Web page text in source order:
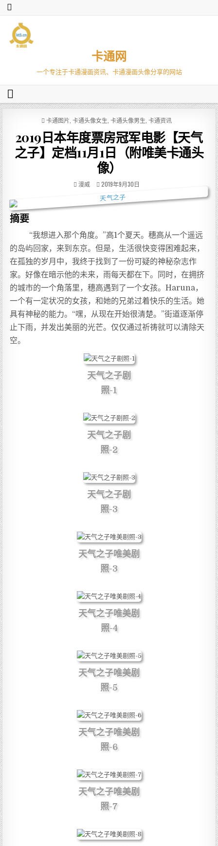
卡通网
一个专注于卡通漫画资讯、卡通漫画头像分享的网站
P
S
T
卡通图片 卡通头像女生 卡通头像男生 卡通资讯
2019日本年度票房冠军电影【天气
之子】定档11月1日（附唯美卡通头
像）
漫威 2019年9月30日
摘要
“我想进入那个角度。”高1个夏天。穗高从一个遥远
的岛屿回家，来到东京。但是，生活很快变得困难起来，
在孤独的岁月中，我终于找到了一份可疑的神秘杂志作
家。好像在暗示他的未来，雨每天都在下。同时，在拥挤
的城市的一个角落里，穗高遇到了一个女孩。Haruna，
一个有一定状况的女孩，和她的兄弟过着快乐的生活。她
具有神秘的能力。“嘿，从现在开始很清楚。”街道逐渐停
止下雨，并发出美丽的光芒。仅仅通过祈祷就可以清除天
空。
天气之子剧
照-1
天气之子剧
照-2
天气之子剧
照-3
天气之子唯美剧
照-3
天气之子唯美剧
照-4
天气之子唯美剧
照-5
天气之子唯美剧
照-6
天气之子唯美剧
照-7